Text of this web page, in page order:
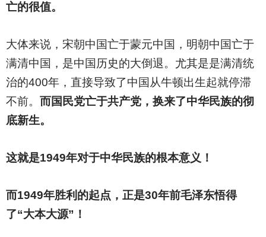
亡的很值。
大体来说，宋朝中国亡于蒙元中国，明朝中国亡于
满清中国，是中国历史的大倒退。尤其是是满清统
治的400年，直接导致了中国从牛顿出生起就停滞
不前。 而国民党亡于共产党，换来了中华民族的彻
底新生。
这就是1949年对于中华民族的根本意义！
而1949年胜利的起点，正是30年前毛泽东悟得
了“大本大源”！